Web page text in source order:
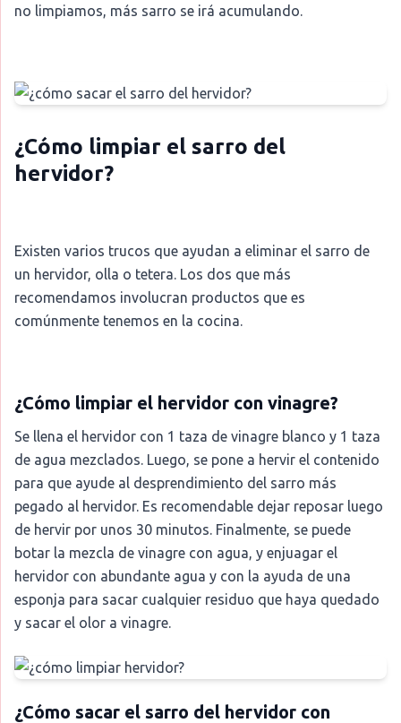
no limpiamos, más sarro se irá acumulando.
¿Cómo limpiar el sarro del
hervidor?
Existen varios trucos que ayudan a eliminar el sarro de
un hervidor, olla o tetera. Los dos que más
recomendamos involucran productos que es
comúnmente tenemos en la cocina.
¿Cómo limpiar el hervidor con vinagre?
Se llena el hervidor con 1 taza de vinagre blanco y 1 taza
de agua mezclados. Luego, se pone a hervir el contenido
para que ayude al desprendimiento del sarro más
pegado al hervidor. Es recomendable dejar reposar luego
de hervir por unos 30 minutos. Finalmente, se puede
botar la mezcla de vinagre con agua, y enjuagar el
hervidor con abundante agua y con la ayuda de una
esponja para sacar cualquier residuo que haya quedado
y sacar el olor a vinagre.
¿Cómo sacar el sarro del hervidor con